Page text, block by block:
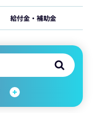
給付金・補助金